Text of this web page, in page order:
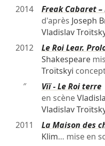
2014
Freak Cabaret
d'après Joseph
Vladislav
2012
Le Roi Lear.
Shakespeare
Troïtskyi
″
Viï - Le Roi terre
en scène
Vladislav
2011
La Maison des
Klim… mise en